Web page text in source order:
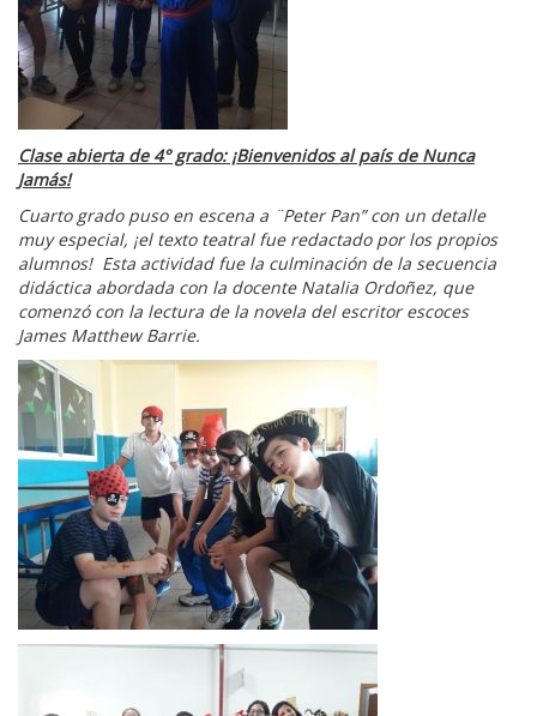
Clase abierta de 4° grado: ¡Bienvenidos al país de Nunca
Jamás!
Cuarto grado puso en escena a ¨Peter Pan” con un detalle
muy especial, ¡el texto teatral fue redactado por los propios
alumnos! Esta actividad fue la culminación de la secuencia
didáctica abordada con la docente Natalia Ordoñez, que
comenzó con la lectura de la novela del escritor escoces
James Matthew Barrie.